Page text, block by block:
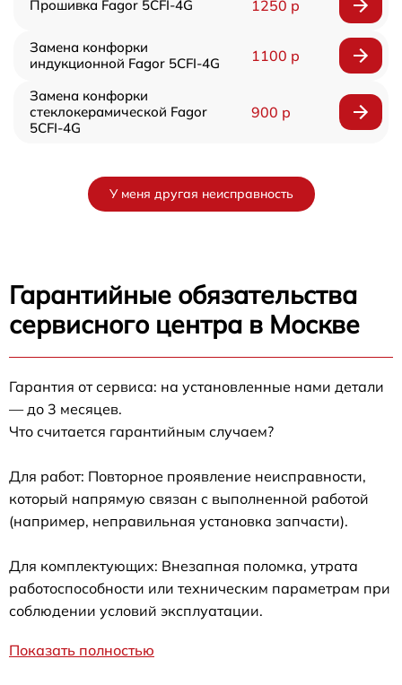
Прошивка Fagor 5CFI-4G 1250 р
Замена конфорки
индукционной Fagor 5CFI-4G
1100 р
Замена конфорки
стеклокерамической Fagor
5CFI-4G
900 р
У меня другая неисправность
Гарантийные обязательства
сервисного центра в Москве
Гарантия от сервиса: на установленные нами детали
— до 3 месяцев.
Что считается гарантийным случаем?
Для работ: Повторное проявление неисправности,
который напрямую связан с выполненной работой
(например, неправильная установка запчасти).
Для комплектующих: Внезапная поломка, утрата
работоспособности или техническим параметрам при
соблюдении условий эксплуатации.
Показать полностью